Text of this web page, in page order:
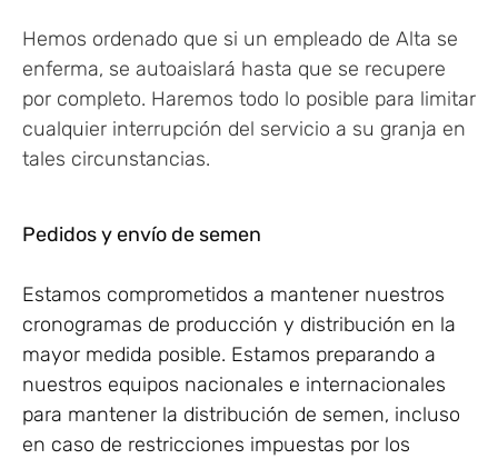
Hemos ordenado que si un empleado de Alta se
enferma, se autoaislará hasta que se recupere
por completo. Haremos todo lo posible para limitar
cualquier interrupción del servicio a su granja en
tales circunstancias.
Pedidos y envío de semen
Estamos comprometidos a mantener nuestros
cronogramas de producción y distribución en la
mayor medida posible. Estamos preparando a
nuestros equipos nacionales e internacionales
para mantener la distribución de semen, incluso
en caso de restricciones impuestas por los